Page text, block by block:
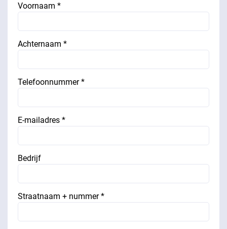
Voornaam *
Achternaam *
Telefoonnummer *
E-mailadres *
Bedrijf
Straatnaam + nummer *